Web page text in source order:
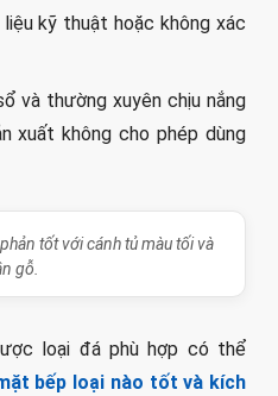
kỹ thuật hoặc không xác
và thường xuyên chịu nắng
xuất không cho phép dùng
tốt với cánh tủ màu tối và
gỗ.
loại đá phù hợp có thể
bếp loại nào tốt và kích